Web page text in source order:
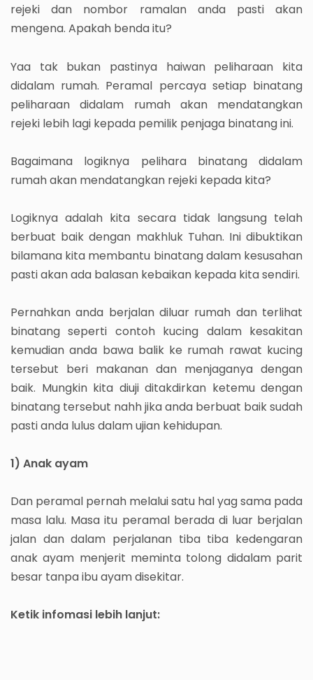
rejeki dan nombor ramalan anda pasti akan
mengena. Apakah benda itu?
Yaa tak bukan pastinya haiwan peliharaan kita
didalam rumah. Peramal percaya setiap binatang
peliharaan didalam rumah akan mendatangkan
rejeki lebih lagi kepada pemilik penjaga binatang ini.
Bagaimana logiknya pelihara binatang didalam
rumah akan mendatangkan rejeki kepada kita?
Logiknya adalah kita secara tidak langsung telah
berbuat baik dengan makhluk Tuhan. Ini dibuktikan
bilamana kita membantu binatang dalam kesusahan
pasti akan ada balasan kebaikan kepada kita sendiri.
Pernahkan anda berjalan diluar rumah dan terlihat
binatang seperti contoh kucing dalam kesakitan
kemudian anda bawa balik ke rumah rawat kucing
tersebut beri makanan dan menjaganya dengan
baik. Mungkin kita diuji ditakdirkan ketemu dengan
binatang tersebut nahh jika anda berbuat baik sudah
pasti anda lulus dalam ujian kehidupan.
1) Anak ayam
Dan peramal pernah melalui satu hal yag sama pada
masa lalu. Masa itu peramal berada di luar berjalan
jalan dan dalam perjalanan tiba tiba kedengaran
anak ayam menjerit meminta tolong didalam parit
besar tanpa ibu ayam disekitar.
Ketik infomasi lebih lanjut: